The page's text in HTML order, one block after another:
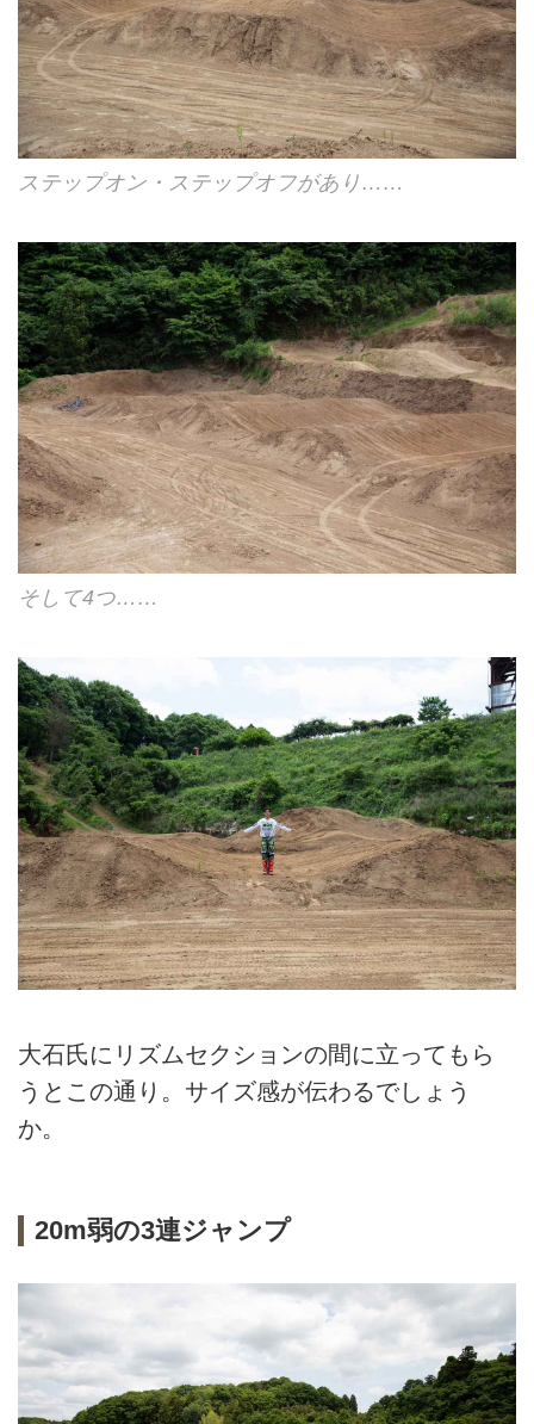
ステップオン・ステップオフがあり……
そして4つ……
大石氏にリズムセクションの間に立ってもら
うとこの通り。サイズ感が伝わるでしょう
か。
20m弱の3連ジャンプ